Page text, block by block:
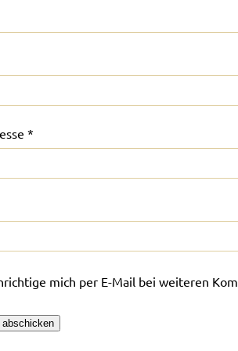
*
mich per E-Mail bei weiteren